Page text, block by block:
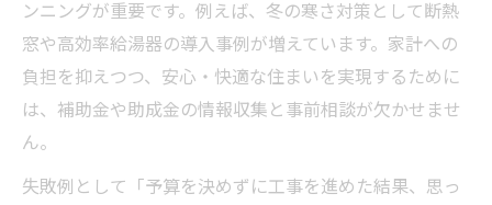
ンニングが重要です。例えば、冬の寒さ対策として断熱
窓や高効率給湯器の導入事例が増えています。家計への
負担を抑えつつ、安心・快適な住まいを実現するために
は、補助金や助成金の情報収集と事前相談が欠かせませ
ん。
失敗例として「予算を決めずに工事を進めた結果、思っ